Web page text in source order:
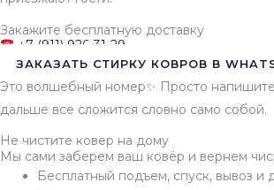
Закажите бесплатную доставку
+7 (911) 926-31-29
ЗАКАЗАТЬ СТИРКУ КОВРОВ В
Это волшебный номер✨ Просто
дальше все сложится словно само собой.
Не чистите ковер на дому
Мы сами заберем ваш ковёр и вернем
Бесплатный подъем, спуск, вывоз и